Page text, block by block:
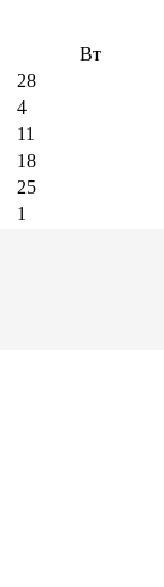
Вт
28
4
11
18
25
1